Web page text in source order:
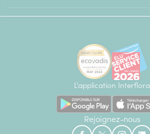
L'application Interflora
Rejoignez-nous